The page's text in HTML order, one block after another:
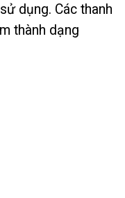
dụng. Các thanh
thành dạng